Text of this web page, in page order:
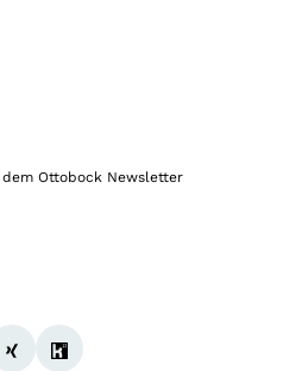
Ottobock Newsletter